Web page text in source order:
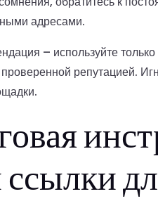
адресами.
– используйте
проверенной репутацией.